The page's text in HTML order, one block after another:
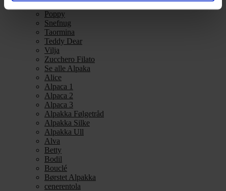
Parigi
Poppy
Snefnug
Taormina
Teddy Dear
Vilja
Zucchero Filato
Se alle Alpaka
Alice
Alpaca 1
Alpaca 2
Alpaca 3
Alpakka Følgetråd
Alpakka Silke
Alpakka Ull
Alva
Betty
Bodil
Bouclé
Børstet Alpakka
cenerentola